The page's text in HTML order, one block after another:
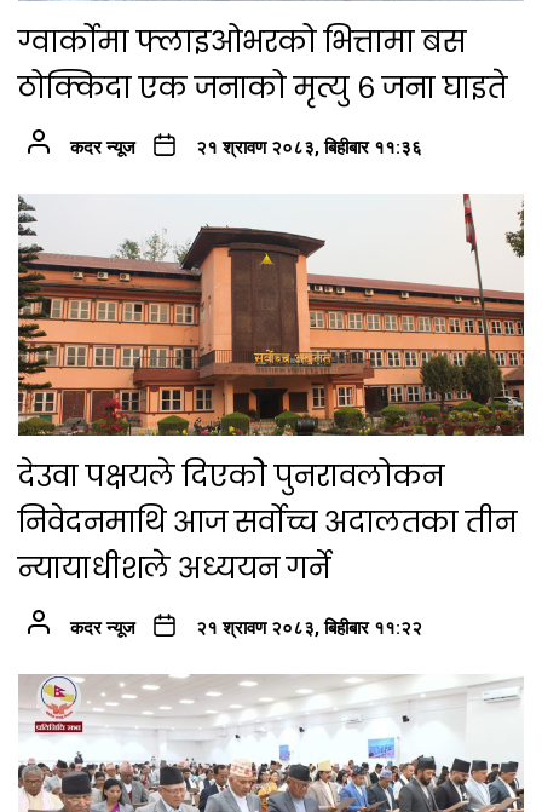
ग्वार्कोमा फ्लाइओभरको भित्तामा बस
ठोक्किदा एक जनाको मृत्यु ६ जना घाइते
कदर न्यूज २१ श्रावण २०८३, बिहीबार ११:३६
देउवा पक्षयले दिएकोे पुनरावलोकन
निवेदनमाथि आज सर्वोच्च अदालतका तीन
न्यायाधीशले अध्ययन गर्ने
कदर न्यूज २१ श्रावण २०८३, बिहीबार ११:२२